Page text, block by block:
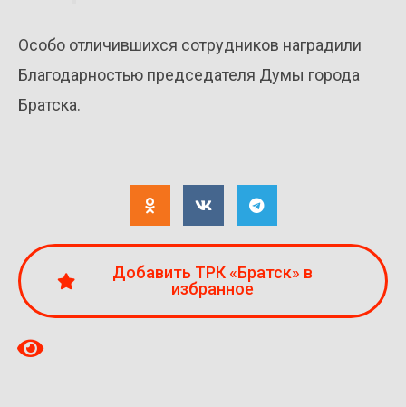
Особо отличившихся сотрудников наградили
Благодарностью председателя Думы города
Братска.
Добавить ТРК «Братск» в
избранное